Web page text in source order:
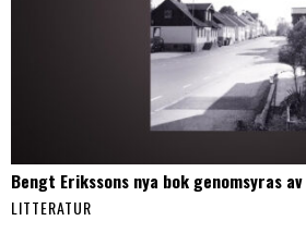
Bengt Erikssons nya bok genomsyras
LITTERATUR